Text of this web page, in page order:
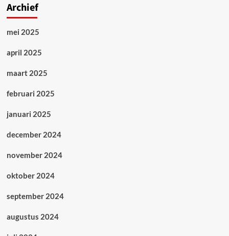
Archief
mei 2025
april 2025
maart 2025
februari 2025
januari 2025
december 2024
november 2024
oktober 2024
september 2024
augustus 2024